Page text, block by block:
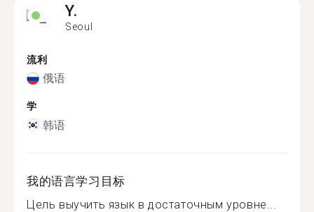
Y.
Seoul
流利
俄语
学
韩语
我的语言学习目标
Цель выучить язык в достаточным уровне...